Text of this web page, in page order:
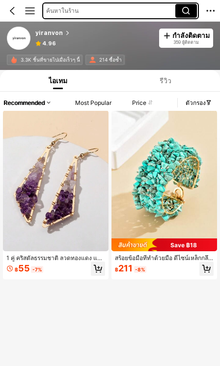
ค้นหาในร้าน
yiranvon
4.96
กำลังติดตาม
359 ผู้ติดตาม
3.3K ชิ้นที่ขายไปเมื่อเร็วๆ นี้ 214 ซื้อซ้ำ
ไอเทม รีวิว
Recommended Most Popular Price ตัวกรอง
1 คู่ คริสตัลธรรมชาติ ลวดทองแดง แฮน
ด์เมด คู่ สี ออมเบร รูปทรง เรขาคณิต ห้
อย ต่างหู
฿55 -7%
Save ฿18
สร้อยข้อมือที่ทำด้วยมือ ดีไซน์เหล็กกลึง
หินสีเทอร์ควอยซ์ธรรมชาติ สามารถปรั
บขยายและปรับระดับได้ สไตล์หรูหรากึ่
฿211 -8%